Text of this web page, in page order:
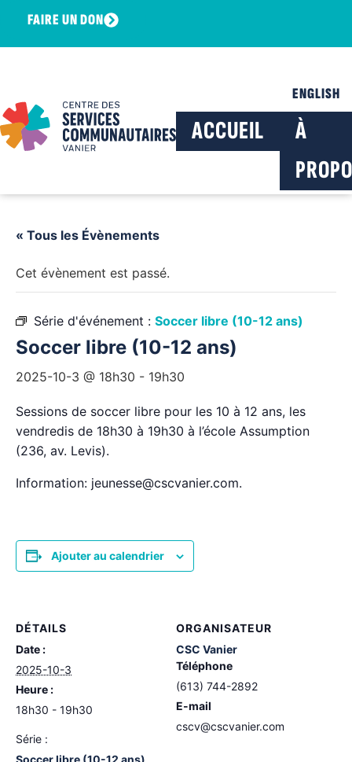
FAIRE UN DON
ENGLISH
ACCUEIL
À
« Tous les Évènements
Cet évènement est passé.
Série d'événement : Soccer libre (10-12 ans)
Soccer libre (10-12 ans)
2025-10-3 @ 18h30 - 19h30
Sessions de soccer libre pour les 10 à 12 ans, les
vendredis de 18h30 à 19h30 à l’école Assumption
(236, av. Levis).
Information: jeunesse@cscvanier.com.
Ajouter au calendrier
DÉTAILS
Date :
2025-10-3
Heure :
18h30 - 19h30
Série :
Soccer libre (10-12 ans)
ORGANISATEUR
CSC Vanier
Téléphone
(613) 744-2892
E-mail
cscv@cscvanier.com